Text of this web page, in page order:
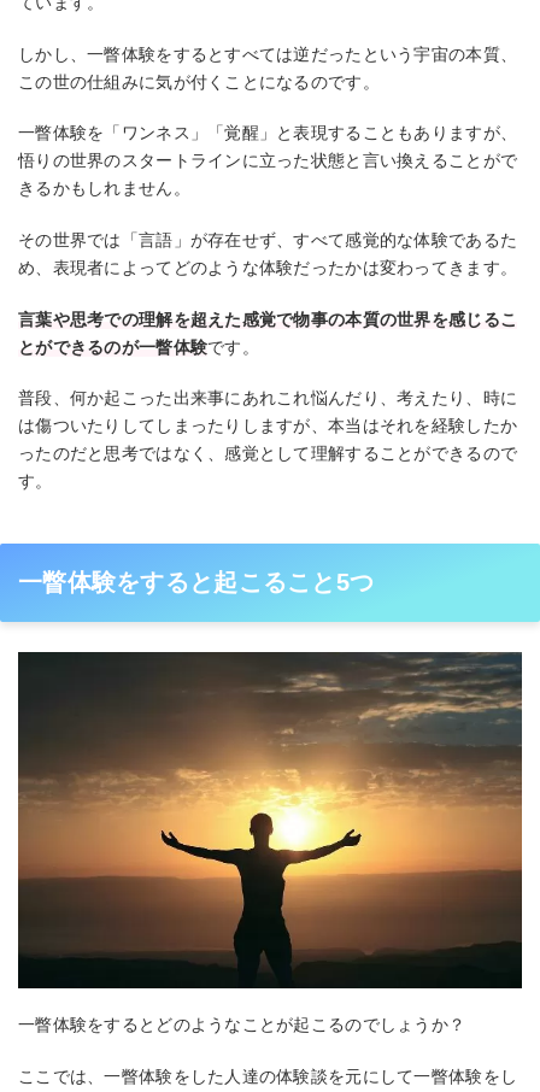
しかし、一瞥体験をするとすべては逆だったという宇宙の本質、
この世の仕組みに気が付くことになるのです。
一瞥体験を「ワンネス」「覚醒」と表現することもありますが、
悟りの世界のスタートラインに立った状態と言い換えることがで
きるかもしれません。
その世界では「言語」が存在せず、すべて感覚的な体験であるた
め、表現者によってどのような体験だったかは変わってきます。
言葉や思考での理解を超えた感覚で物事の本質の世界を感じるこ
とができるのが一瞥体験です。
普段、何か起こった出来事にあれこれ悩んだり、考えたり、時に
は傷ついたりしてしまったりしますが、本当はそれを経験したか
ったのだと思考ではなく、感覚として理解することができるので
す。
一瞥体験をすると起こること5つ
一瞥体験をするとどのようなことが起こるのでしょうか？
ここでは、一瞥体験をした人達の体験談を元にして一瞥体験をし